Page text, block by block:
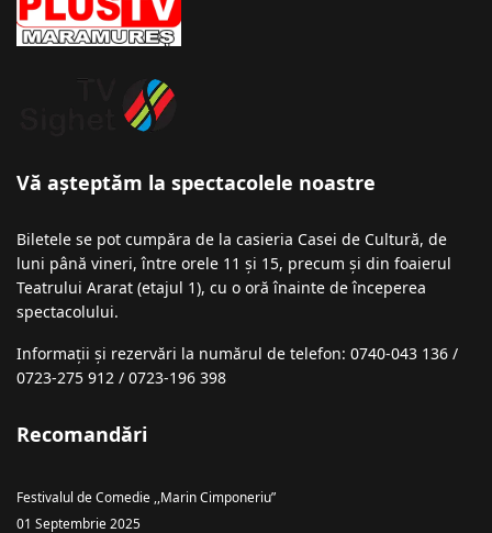
Vă așteptăm la spectacolele noastre
Biletele se pot cumpăra de la casieria Casei de Cultură, de
luni până vineri, între orele 11 și 15, precum și din foaierul
Teatrului Ararat (etajul 1), cu o oră înainte de începerea
spectacolului.
Informații şi rezervări la numărul de telefon: 0740-043 136 /
0723-275 912 / 0723-196 398
Recomandări
Festivalul de Comedie ,,Marin Cimponeriu”
01 Septembrie 2025